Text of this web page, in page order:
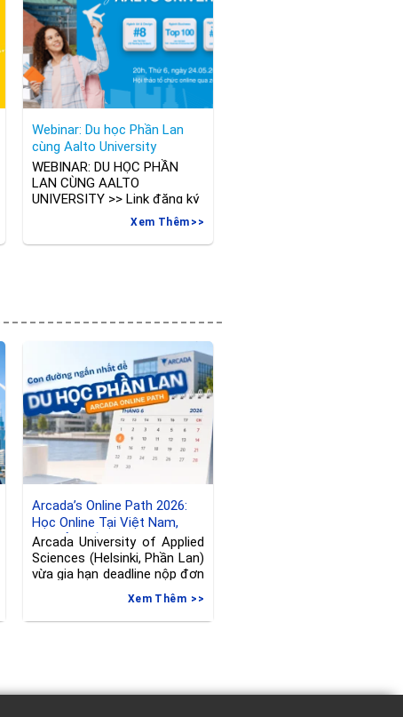
Webinar: Du học Phần Lan
cùng Aalto University
WEBINAR: DU HỌC PHẦN
LAN CÙNG AALTO
UNIVERSITY >> Link đăng ký
tham gia hội thảo:
https://forms.gle/gczG7tVgkL1mtkNL6
Bạn đang quan tâm và muốn
học Phần Lan có ranking
tốt? Vậy đừng bỏ
Xem Thêm
Arcada’s Online Path 2026:
Học Online Tại Việt Nam,
Chuyển Tiếp Sang Phần Lan,
hạn đăng ký đến 08/06/2026
Arcada University of Applied
Sciences (Helsinki, Phần Lan)
vừa gia hạn deadline nộp đơn
Xem Thêm